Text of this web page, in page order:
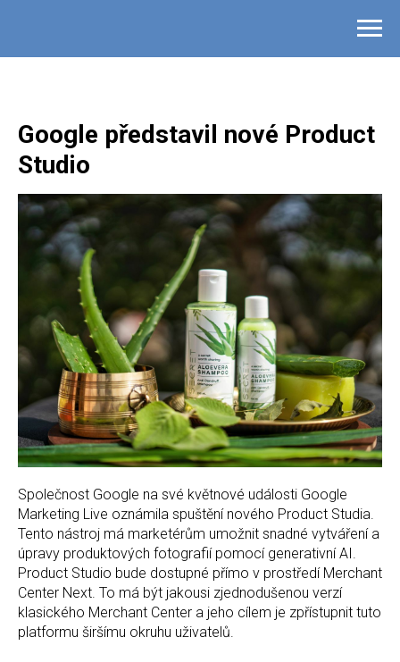
Google představil nové Product
Studio
Společnost Google na své květnové události Google
Marketing Live oznámila spuštění nového Product Studia.
Tento nástroj má marketérům umožnit snadné vytváření a
úpravy produktových fotografií pomocí generativní AI.
Product Studio bude dostupné přímo v prostředí Merchant
Center Next. To má být jakousi zjednodušenou verzí
klasického Merchant Center a jeho cílem je zpřístupnit tuto
platformu širšímu okruhu uživatelů.